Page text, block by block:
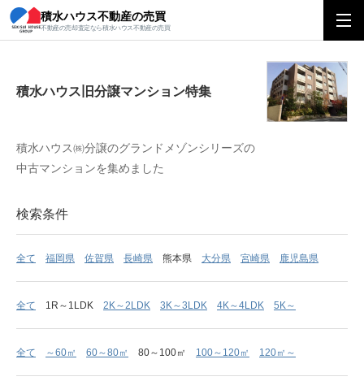
積水ハウス不動産の売買
不動産の売却査定なら積水ハウス不動産の売買
積水ハウス旧分譲マンション特集
積水ハウス旧分譲マンション特集
積水ハウス㈱分譲のグランドメゾンシリーズの
中古マンションを集めました
検索条件
全て 福岡県 佐賀県 長崎県 熊本県 大分県 宮崎県 鹿児島県
全て 1R～1LDK 2K～2LDK 3K～3LDK 4K～4LDK 5K～
全て ～60㎡ 60～80㎡ 80～100㎡ 100～120㎡ 120㎡～